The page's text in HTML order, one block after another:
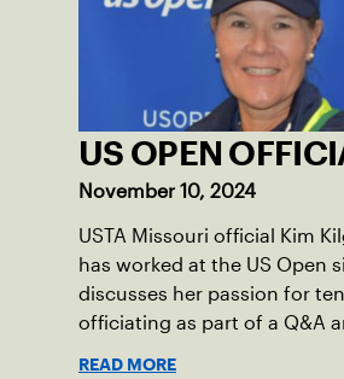
US OPEN
November 10, 2024
USTA Missouri official Kim
has worked at the US Open
discusses her passion for
officiating as part of a Q&A
READ MORE